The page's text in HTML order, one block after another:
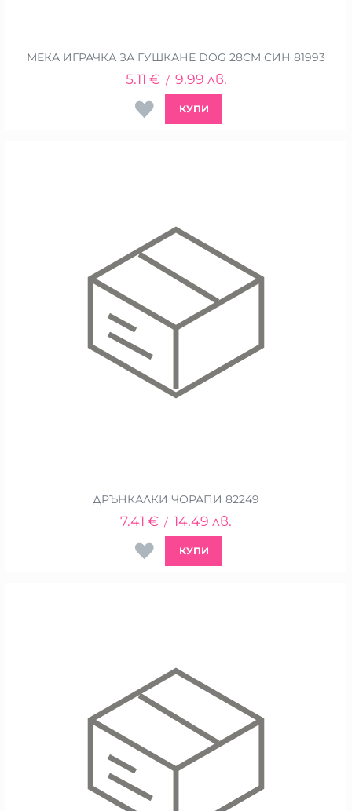
МЕКА ИГРАЧКА ЗА ГУШКАНЕ DOG 28CM СИН 81993
5.11 € / 9.99 лв.
КУПИ
ДРЪНКАЛКИ ЧОРАПИ 82249
7.41 € / 14.49 лв.
КУПИ